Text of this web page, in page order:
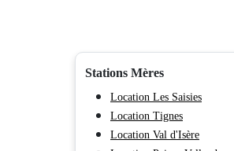
Stations Mères
Location Les Saisies
Location Tignes
Location Val d'Isère